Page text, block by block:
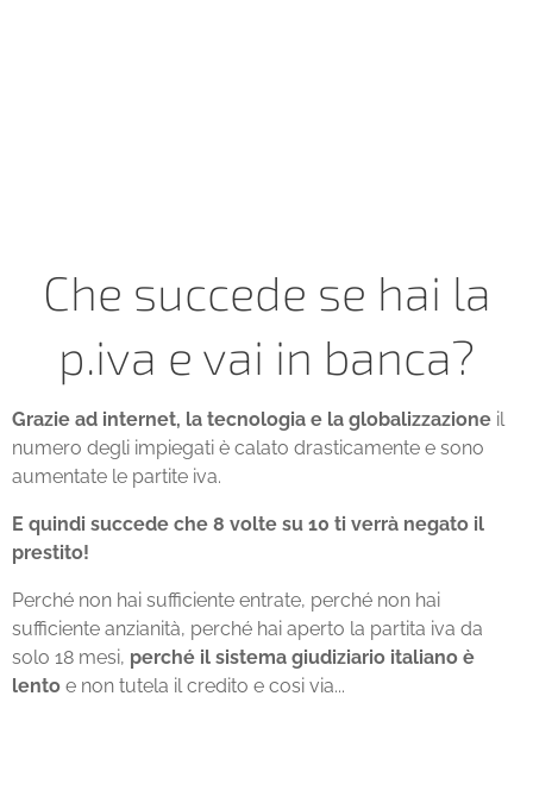
Che succede se hai la
p.iva e vai in banca?
Grazie ad internet, la tecnologia e la globalizzazione il
numero degli impiegati è calato drasticamente e sono
aumentate le partite iva.
E quindi succede che 8 volte su 10 ti verrà negato il
prestito!
Perché non hai sufficiente entrate, perché non hai
sufficiente anzianità, perché hai aperto la partita iva da
solo 18 mesi, perché il sistema giudiziario italiano è
lento e non tutela il credito e cosi via...